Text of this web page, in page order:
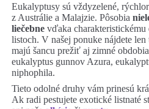
Eukalyptusy sú vždyzelené,
z Austrálie a Malajzie. Pôsobia
liečebne vďaka
listoch. V našej ponuke nájdete
majú šancu prežiť aj zimné
eukalyptus gunnov Azura,
niphophila.
Tieto odolné druhy vám prinesú
Ak radi pestujete exotické listnaté